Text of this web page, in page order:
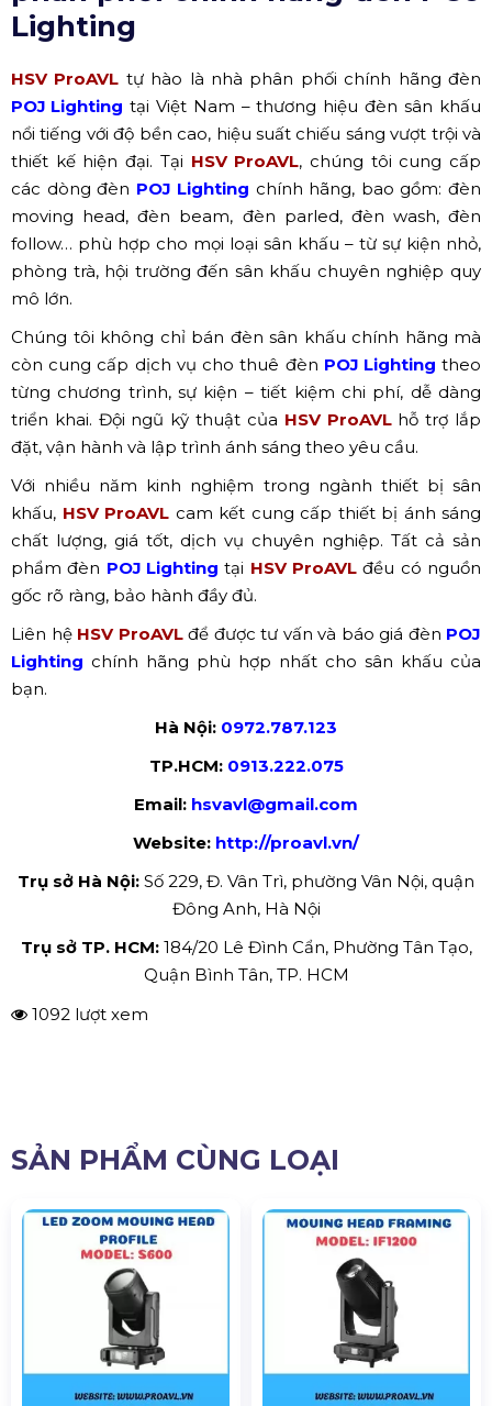
Lighting
HSV ProAVL tự hào là nhà phân phối chính hãng đèn
POJ Lighting tại Việt Nam – thương hiệu đèn sân khấu
nổi tiếng với độ bền cao, hiệu suất chiếu sáng vượt trội và
thiết kế hiện đại. Tại HSV ProAVL, chúng tôi cung cấp
các dòng đèn POJ Lighting chính hãng, bao gồm: đèn
moving head, đèn beam, đèn parled, đèn wash, đèn
follow… phù hợp cho mọi loại sân khấu – từ sự kiện nhỏ,
phòng trà, hội trường đến sân khấu chuyên nghiệp quy
mô lớn.
Chúng tôi không chỉ bán đèn sân khấu chính hãng mà
còn cung cấp dịch vụ cho thuê đèn POJ Lighting theo
từng chương trình, sự kiện – tiết kiệm chi phí, dễ dàng
triển khai. Đội ngũ kỹ thuật của HSV ProAVLhỗ trợ lắp
đặt, vận hành và lập trình ánh sáng theo yêu cầu.
Với nhiều năm kinh nghiệm trong ngành thiết bị sân
khấu, HSV ProAVL cam kết cung cấp thiết bị ánh sáng
chất lượng, giá tốt, dịch vụ chuyên nghiệp. Tất cả sản
phẩm đèn POJ Lighting tại HSV ProAVLđều có nguồn
gốc rõ ràng, bảo hành đầy đủ.
Liên hệ HSV ProAVLđể được tư vấn và báo giá đèn POJ
Lighting chính hãng phù hợp nhất cho sân khấu của
bạn.
Hà Nội: 0972.787.123
TP.HCM: 0913.222.075
Email: hsvavl@gmail.com
Website: http://proavl.vn/
Trụ sở Hà Nội: Số 229, Đ. Vân Trì, phường Vân Nội, quận
Đông Anh, Hà Nội
Trụ sở TP. HCM:184/20 Lê Đình Cẩn, Phường Tân Tạo,
Quận Bình Tân, TP. HCM
1092 lượt xem
SẢN PHẨM CÙNG LOẠI